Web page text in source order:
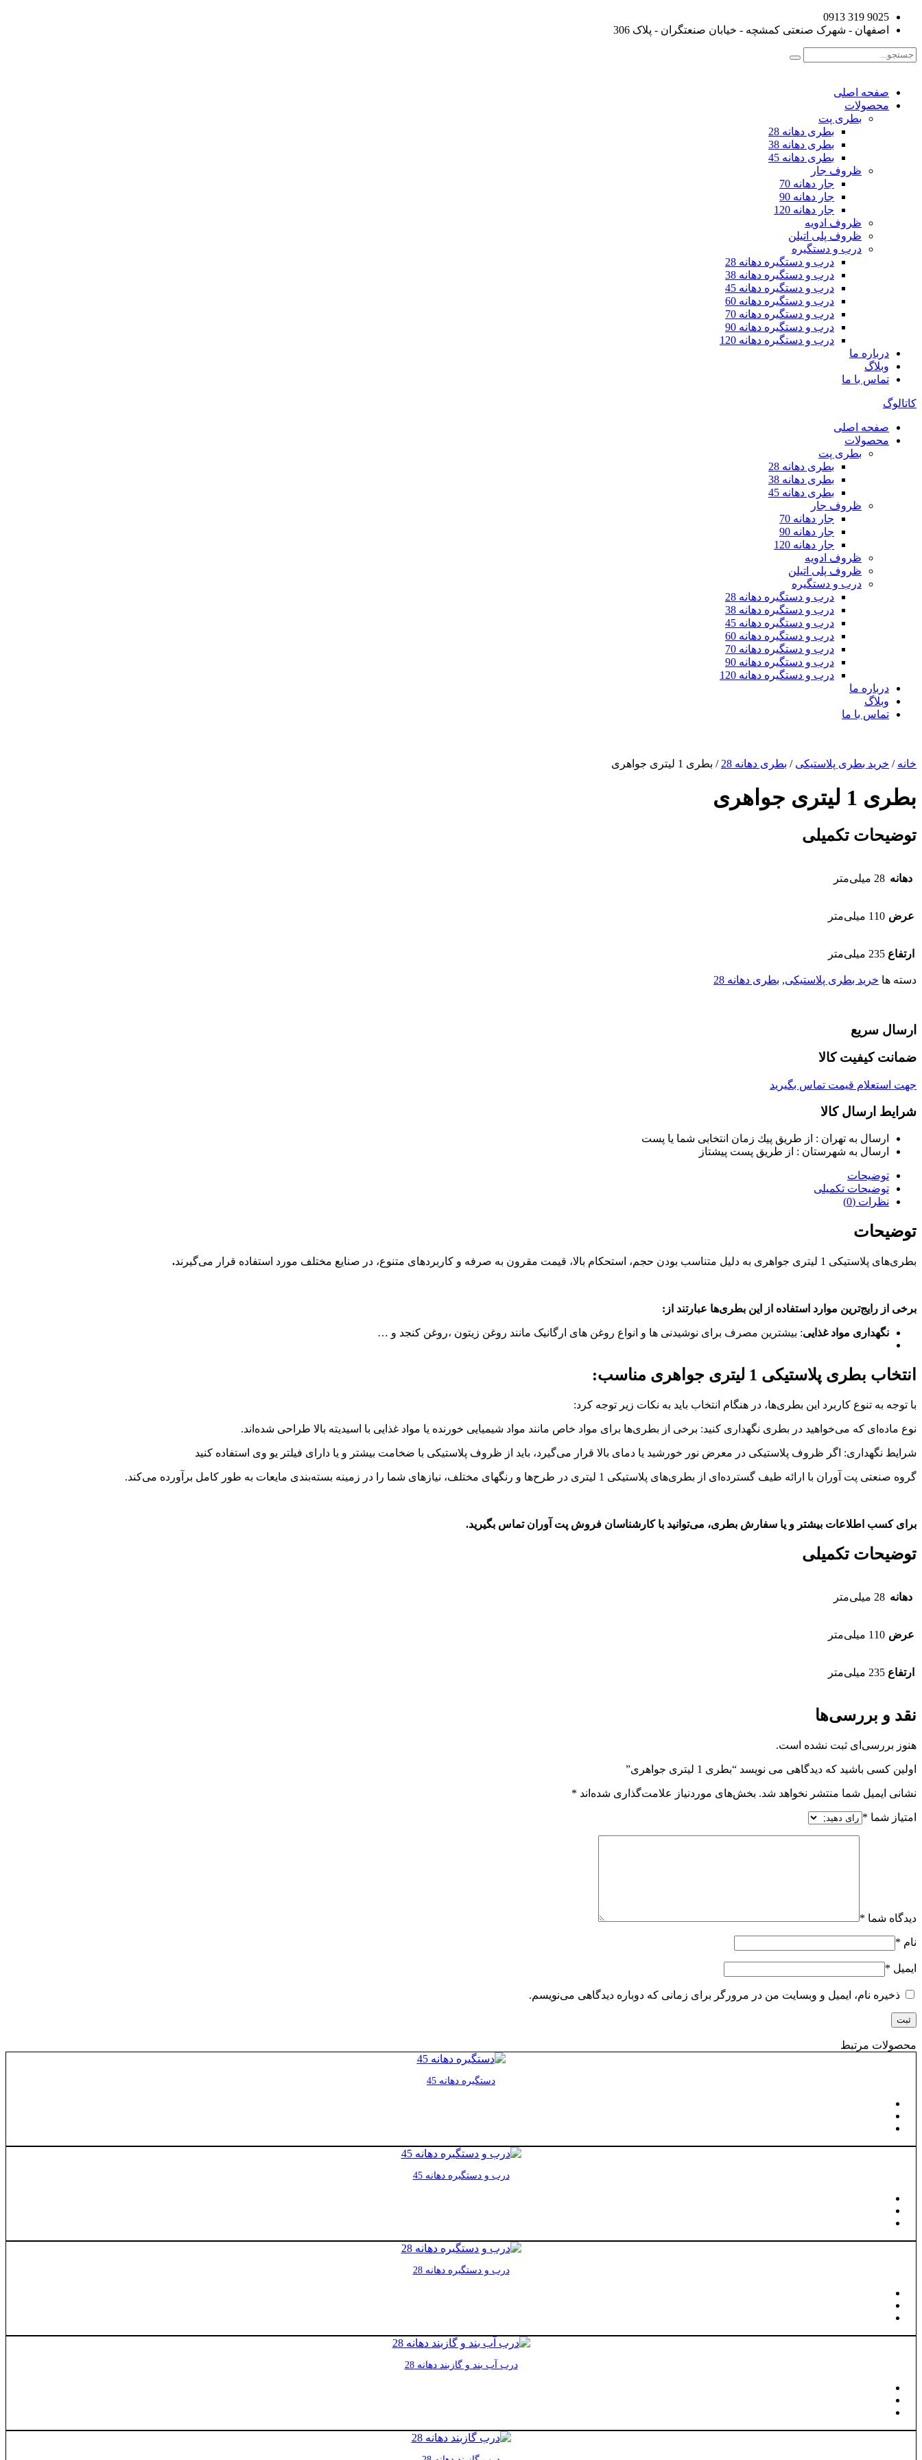
9025 319 0913
اصفهان - شهرک صنعتی کمشچه - خیابان صنعتگران - پلاک 306
صفحه اصلی
محصولات
بطری پت
بطری دهانه 28
بطری دهانه 38
بطری دهانه 45
ظروف جار
جار دهانه 70
جار دهانه 90
جار دهانه 120
ظروف ادویه
ظروف پلی اتیلن
درب و دستگیره
درب و دستگیره دهانه 28
درب و دستگیره دهانه 38
درب و دستگیره دهانه 45
درب و دستگیره دهانه 60
درب و دستگیره دهانه 70
درب و دستگیره دهانه 90
درب و دستگیره دهانه 120
درباره ما
وبلاگ
تماس با ما
کاتالوگ
صفحه اصلی
محصولات
بطری پت
بطری دهانه 28
بطری دهانه 38
بطری دهانه 45
ظروف جار
جار دهانه 70
جار دهانه 90
جار دهانه 120
ظروف ادویه
ظروف پلی اتیلن
درب و دستگیره
درب و دستگیره دهانه 28
درب و دستگیره دهانه 38
درب و دستگیره دهانه 45
درب و دستگیره دهانه 60
درب و دستگیره دهانه 70
درب و دستگیره دهانه 90
درب و دستگیره دهانه 120
درباره ما
وبلاگ
تماس با ما
خانه / خرید بطری پلاستیکی / بطری دهانه 28 / بطری 1 لیتری جواهری
بطری 1 لیتری جواهری
توضیحات تکمیلی
دهانه‌ 28 میلی‌متر
عرض 110 میلی‌متر
ارتفاع 235 میلی‌متر
دسته ها خرید بطری پلاستیکی, بطری دهانه 28
ارسال سریع
ضمانت کیفیت کالا
جهت استعلام قیمت تماس بگیرید
شرایط ارسال کالا
ارسال به تهران : از طريق پيك زمان انتخابی شما يا پست
ارسال به شهرستان : از طريق پست پيشتاز
توضیحات
توضیحات تکمیلی
نظرات (0)
توضیحات
بطری‌های پلاستیکی 1 لیتری جواهری به دلیل متناسب بودن حجم، استحکام بالا، قیمت مقرون به صرفه و کاربردهای متنوع، در صنایع مختلف مورد استفاده قرار می‌گیرند .
برخی از رایج‌ترین موارد استفاده از این بطری‌ها عبارتند از :
نگهداری مواد غذایی: بیشترین مصرف برای نوشیدنی ها و انواع روغن های ارگانیک مانند روغن زیتون ،روغن کنجد و …
انتخاب بطری پلاستیکی 1 لیتری جواهری مناسب:
با توجه به تنوع کاربرد این بطری‌ها، در هنگام انتخاب باید به نکات زیر توجه کرد:
نوع ماده‌ای که می‌خواهید در بطری نگهداری کنید: برخی از بطری‌ها برای مواد خاص مانند مواد شیمیایی خورنده یا مواد غذایی با اسیدیته بالا طراحی شده‌اند.
شرایط نگهداری: اگر ظروف پلاستیکی در معرض نور خورشید یا دمای بالا قرار می‌گیرد، باید از ظروف پلاستیکی با ضخامت بیشتر و یا دارای فیلتر یو وی استفاده کنید
گروه صنعتی پت آوران با ارائه طیف گسترده‌ای از بطری‌های پلاستیکی 1 لیتری در طرح‌ها و رنگهای مختلف، نیازهای شما را در زمینه بسته‌بندی مایعات به طور کامل برآورده می‌کند.
برای کسب اطلاعات بیشتر و یا سفارش بطری، می‌توانید با کارشناسان فروش پت آوران تماس بگیرید.
توضیحات تکمیلی
دهانه‌ 28 میلی‌متر
عرض 110 میلی‌متر
ارتفاع 235 میلی‌متر
نقد و بررسی‌ها
هنوز بررسی‌ای ثبت نشده است.
اولین کسی باشید که دیدگاهی می نویسد “بطری 1 لیتری جواهری”
نشانی ایمیل شما منتشر نخواهد شد. بخش‌های موردنیاز علامت‌گذاری شده‌اند *
امتیاز شما *
دیدگاه شما *
نام *
ایمیل *
ذخیره نام، ایمیل و وبسایت من در مرورگر برای زمانی که دوباره دیدگاهی می‌نویسم.
محصولات مرتبط
دستگیره دهانه 45
درب و دستگیره دهانه 45
درب و دستگیره دهانه 28
درب آب بند و گازبند دهانه 28